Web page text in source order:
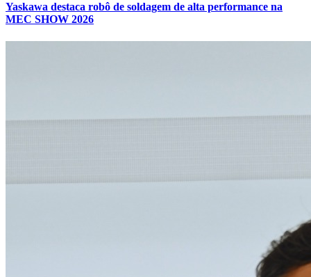
Yaskawa destaca robô de soldagem de alta performance na
MEC SHOW 2026